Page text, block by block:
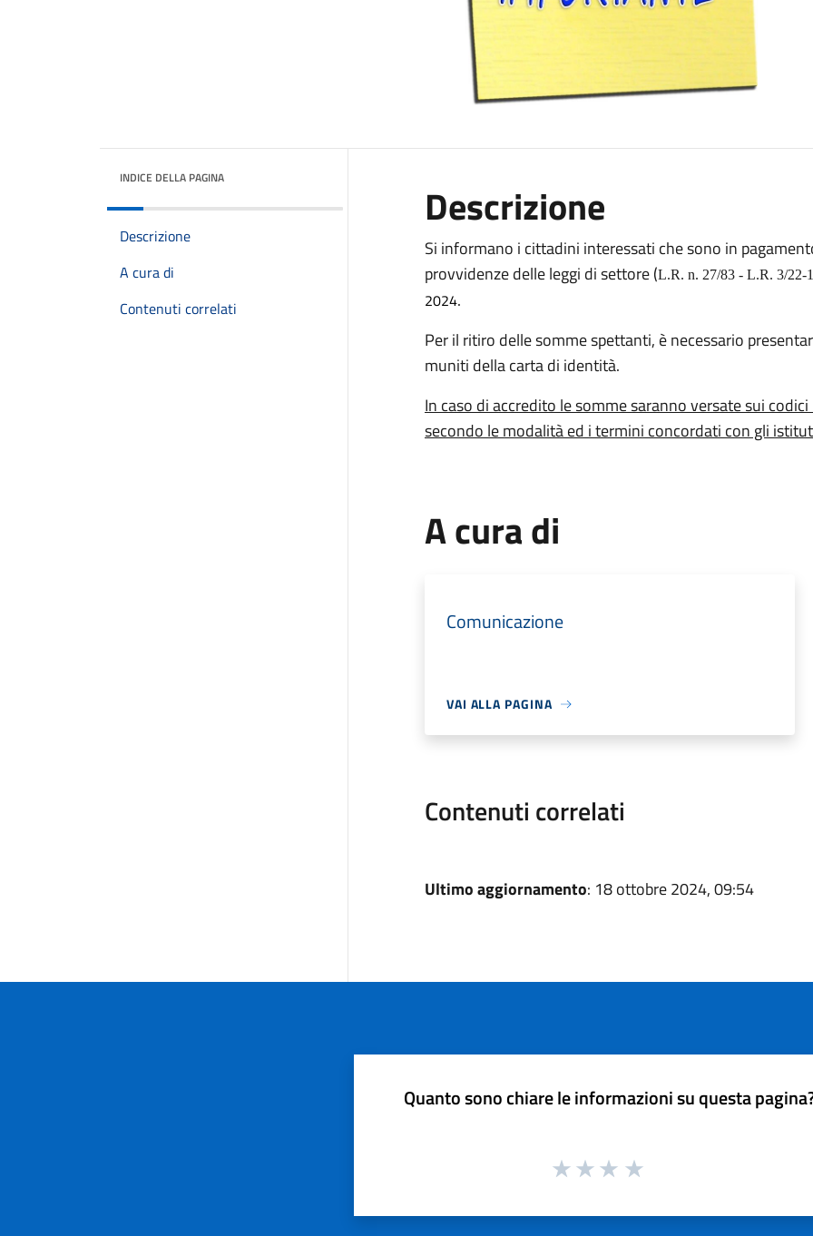
INDICE DELLA PAGINA
Descrizione
A cura di
Contenuti correlati
Descrizione
Si informano i cittadini interessati che sono in
provvidenze delle leggi di settore (L.R. n. 27/83 - L.R. 3/22-
2024.
Per il ritiro delle somme spettanti, è necessario
muniti della carta di identità.
In caso di accredito le somme saranno versate sui
secondo le modalità ed i termini concordati con gli
A cura di
Comunicazione
VAI ALLA PAGINA
Contenuti correlati
Ultimo aggiornamento: 18 ottobre 2024, 09:54
Quanto sono chiare le informazioni su questa